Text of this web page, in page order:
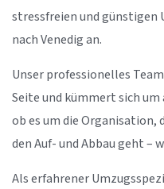
stressfreien und günstigen
nach Venedig an.
Unser professionelles
Seite und kümmert sich um
ob es um die Organisation,
den Auf- und Abbau geht –
Als erfahrener